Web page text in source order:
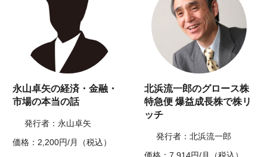
永山卓矢の経済・金融・
市場の本当の話
発行者：永山卓矢
価格：2,200円/月（税込）
北浜流一郎のグロース株
特急便 爆益成長株で株リ
ッチ
発行者：北浜流一郎